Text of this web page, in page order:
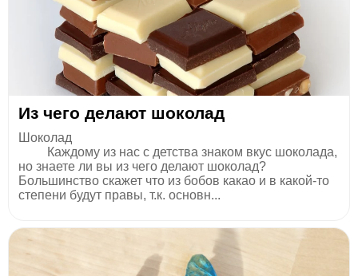
Из чего делают шоколад
Шоколад
Каждому из нас с детства знаком вкус шоколада,
но знаете ли вы из чего делают шоколад?
Большинство скажет что из бобов какао и в какой-то
степени будут правы, т.к. основн...